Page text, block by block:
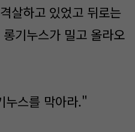
살하고 있었고 뒤로는
기누스가 밀고 올라오
누스를 막아라."